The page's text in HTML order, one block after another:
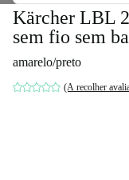
Kärcher LBL
sem fio sem
amarelo/preto
(A recolher